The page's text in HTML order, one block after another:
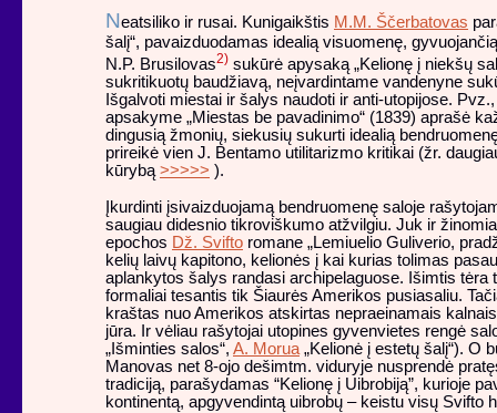
Neatsiliko ir rusai. Kunigaikštis M.M. Ščerbatovas
šalį“, pavaizduodamas idealią visuomenę,
N.P. Brusilovas2) sukūrė apysaką „Kelionę į niekšų
sukritikuotų baudžiavą, neįvardintame vandenyne
Išgalvoti miestai ir šalys naudoti ir anti-utopijose.
apsakyme „Miestas be pavadinimo“ (1839) aprašė
dingusią žmonių, siekusių sukurti idealią
prireikė vien J. Bentamo utilitarizmo kritikai (žr.
kūrybą >>>>> ).
Įkurdinti įsivaizduojamą bendruomenę saloje
saugiau didesnio tikroviškumo atžvilgiu. Juk ir
epochos Dž. Svifto romane „Lemiuelio Guliverio,
kelių laivų kapitono, kelionės į kai kurias tolimas
aplankytos šalys randasi archipelaguose. Išimtis tėra
formaliai tesantis tik Šiaurės Amerikos pusiasaliu.
kraštas nuo Amerikos atskirtas nepraeinamais
jūra. Ir vėliau rašytojai utopines gyvenvietes rengė
„Išminties salos“, A. Morua„Kelionė į estetų šalį“). O
Manovas net 8-ojo dešimtm. viduryje nusprendė
tradiciją, parašydamas “Kelionę į Uibrobiją”, kurioje
kontinentą, apgyvendintą uibrobų – keistu visų Svifto